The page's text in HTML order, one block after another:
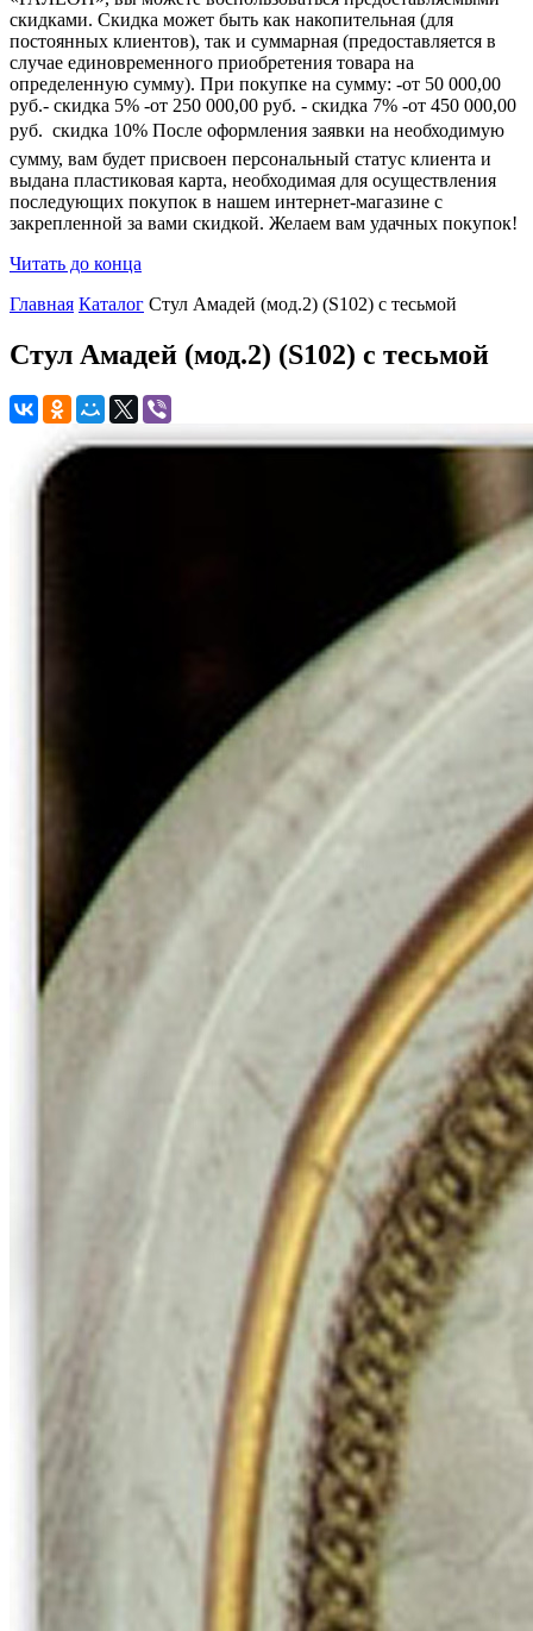
скидками. Скидка может быть как накопительная (для
постоянных клиентов), так и суммарная (предоставляется в
случае единовременного приобретения товара на
определенную сумму). При покупке на сумму: -от 50 000,00
руб.- скидка 5% -от 250 000,00 руб. - скидка 7% -от 450 000,00
руб.  скидка 10% После оформления заявки на необходимую
сумму, вам будет присвоен персональный статус клиента и
выдана пластиковая карта, необходимая для осуществления
последующих покупок в нашем интернет-магазине с
закрепленной за вами скидкой. Желаем вам удачных покупок!
Читать до конца
Главная Каталог Стул Амадей (мод.2) (S102) с тесьмой
Стул Амадей (мод.2) (S102) с тесьмой